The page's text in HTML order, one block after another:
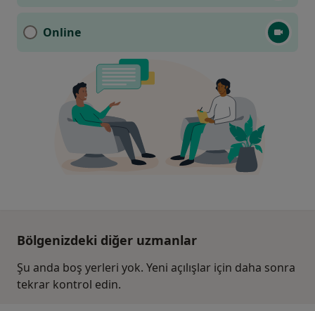
Online
Bölgenizdeki diğer uzmanlar
Şu anda boş yerleri yok. Yeni açılışlar için daha sonra
tekrar kontrol edin.